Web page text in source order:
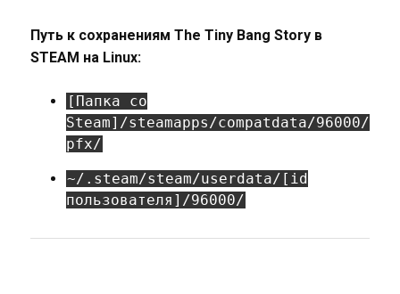
Путь к сохранениям The Tiny Bang Story в
STEAM на Linux:
[Папка со
Steam]/steamapps/compatdata/96000/
pfx/
~/.steam/steam/userdata/[id
пользователя]/96000/